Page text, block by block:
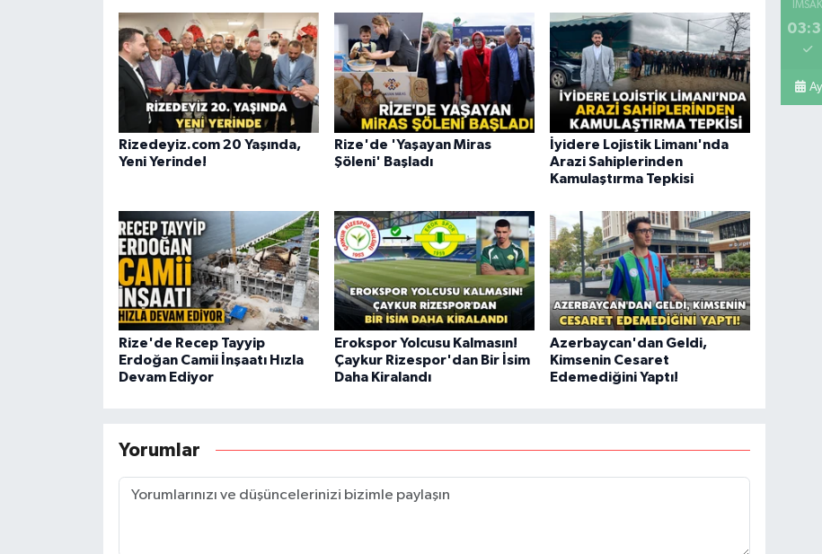
Rizedeyiz.com 20 Yaşında,
Yeni Yerinde!
Rize'de 'Yaşayan Miras
Şöleni' Başladı
İyidere Lojistik Limanı'nda
Arazi Sahiplerinden
Kamulaştırma Tepkisi
Rize'de Recep Tayyip
Erdoğan Camii İnşaatı Hızla
Devam Ediyor
Erokspor Yolcusu Kalmasın!
Çaykur Rizespor'dan Bir İsim
Daha Kiralandı
Azerbaycan'dan Geldi,
Kimsenin Cesaret
Edemediğini Yaptı!
Yorumlar
İMSAK